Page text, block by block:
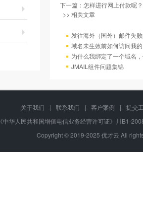
下一篇： 怎样进行网上付款呢？
>> 相关文章
发往海外（国外）邮件失
域名未生效前如何访问我
为什么我绑定了一个域名
JMAIL组件问题集锦
关于我们 | 联系我们 | 客户案例 |
提交
《中华人民共和国增值电信业务经营许可证》川B1-
Copyright © 2019-2025 优才云 All